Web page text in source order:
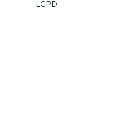
LGPD